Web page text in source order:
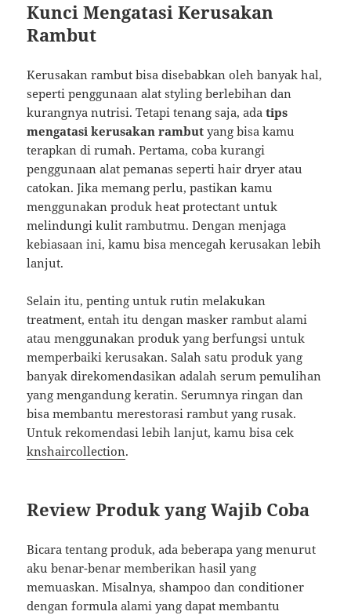
Kunci Mengatasi Kerusakan
Rambut
Kerusakan rambut bisa disebabkan oleh banyak hal,
seperti penggunaan alat styling berlebihan dan
kurangnya nutrisi. Tetapi tenang saja, adatips
mengatasi kerusakan rambut yang bisa kamu
terapkan di rumah. Pertama, coba kurangi
penggunaan alat pemanas seperti hair dryer atau
catokan. Jika memang perlu, pastikan kamu
menggunakan produk heat protectant untuk
melindungi kulit rambutmu. Dengan menjaga
kebiasaan ini, kamu bisa mencegah kerusakan lebih
lanjut.
Selain itu, penting untuk rutin melakukan
treatment, entah itu dengan masker rambut alami
atau menggunakan produk yang berfungsi untuk
memperbaiki kerusakan. Salah satu produk yang
banyak direkomendasikan adalah serum pemulihan
yang mengandung keratin. Serumnya ringan dan
bisa membantu merestorasi rambut yang rusak.
Untuk rekomendasi lebih lanjut, kamu bisa cek
knshaircollection.
Review Produk yang Wajib Coba
Bicara tentang produk, ada beberapa yang menurut
aku benar-benar memberikan hasil yang
memuaskan. Misalnya, shampoo dan conditioner
dengan formula alami yang dapat membantu